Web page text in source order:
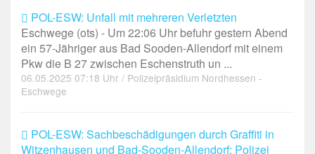
POL-ESW: Unfall mit mehreren Verletzten
Eschwege (ots) - Um 22:06 Uhr befuhr gestern Abend
ein 57-Jähriger aus Bad Sooden-Allendorf mit einem
Pkw die B 27 zwischen Eschenstruth un ...
06.05.2025 07:18 Uhr / Polizeipräsidium Nordhessen -
Eschwege
POL-ESW: Sachbeschädigungen durch Graffiti in
Witzenhausen und Bad-Sooden-Allendorf; Polizei